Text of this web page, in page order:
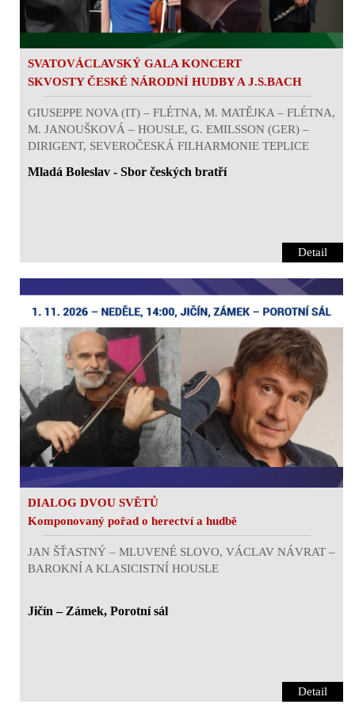
SVATOVÁCLAVSKÝ GALA KONCERT
SKVOSTY ČESKÉ NÁRODNÍ HUDBY A J.S.BACH
GIUSEPPE NOVA (IT) – FLÉTNA, M. MATĚJKA – FLÉTNA,
M. JANOUŠKOVÁ – HOUSLE, G. EMILSSON (GER) –
DIRIGENT, SEVEROČESKÁ FILHARMONIE TEPLICE
Mladá Boleslav - Sbor českých bratří
Detail
DIALOG DVOU SVĚTŮ
Komponovaný pořad o herectví a hudbě
JAN ŠŤASTNÝ – MLUVENÉ SLOVO, VÁCLAV NÁVRAT –
BAROKNÍ A KLASICISTNÍ HOUSLE
Jičín – Zámek, Porotní sál
Detail